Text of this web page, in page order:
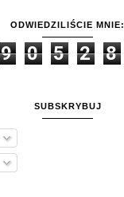
ODWIEDZILIŚCIE MNIE:
9 0 5 2 8
SUBSKRYBUJ